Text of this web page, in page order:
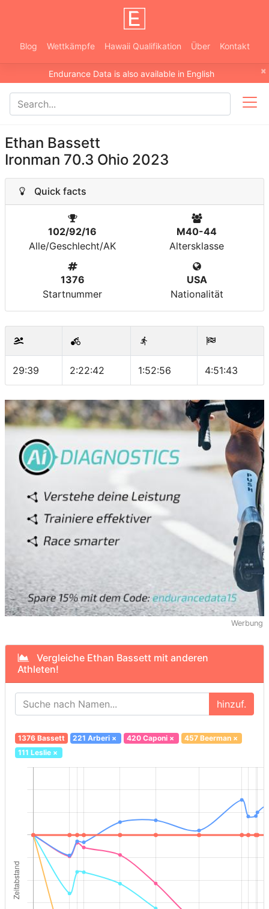
Blog Wettkämpfe Hawaii Qualifikation Über Kontakt
×
Endurance Data is also available in English
Ethan Bassett
Ironman 70.3 Ohio 2023
Quick facts
102/92/16
Alle/Geschlecht/AK
M40-44
Altersklasse
1376
Startnummer
USA
Nationalität
29:39 2:22:42 1:52:56 4:51:43
Werbung
Vergleiche Ethan Bassett mit anderen
Athleten!
hinzuf.
1376 Bassett 221 Arberi × 420 Caponi× 457 Beerman×
111 Leslie×